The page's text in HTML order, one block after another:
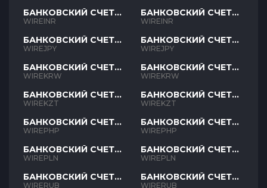
БАНКОВСКИЙ СЧЕТ
INR
WIREINR
БАНКОВСКИЙ СЧЕТ
JPY
WIREJPY
БАНКОВСКИЙ СЧЕТ
KRW
WIREKRW
БАНКОВСКИЙ СЧЕТ
KZT
WIREKZT
БАНКОВСКИЙ СЧЕТ
PHP
WIREPHP
БАНКОВСКИЙ СЧЕТ
PLN
WIREPLN
БАНКОВСКИЙ СЧЕТ
RUB
WIRERUB
БАНКОВСКИЙ СЧЕТ
INR
WIREINR
БАНКОВСКИЙ СЧЕТ
JPY
WIREJPY
БАНКОВСКИЙ СЧЕТ
KRW
WIREKRW
БАНКОВСКИЙ СЧЕТ
KZT
WIREKZT
БАНКОВСКИЙ СЧЕТ
PHP
WIREPHP
БАНКОВСКИЙ СЧЕТ
PLN
WIREPLN
БАНКОВСКИЙ СЧЕТ
RUB
WIRERUB